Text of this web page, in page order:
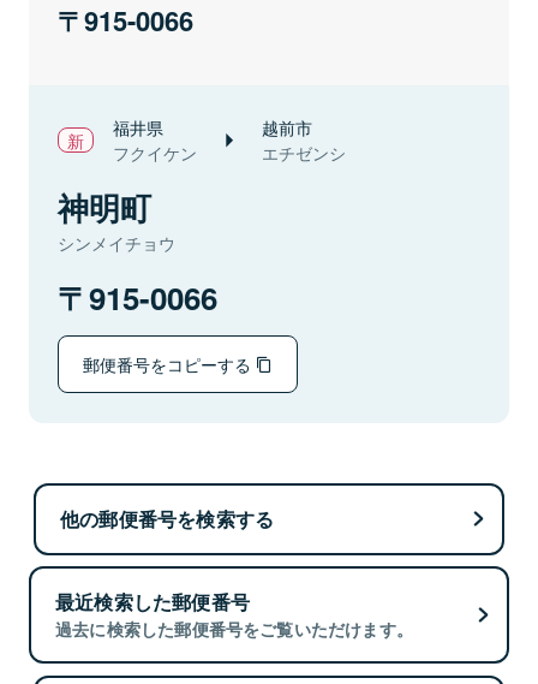
915-0066
福井県
フクイケン
越前市
エチゼンシ
神明町
シンメイチョウ
915-0066
郵便番号をコピーする
他の郵便番号を検索する
最近検索した郵便番号
過去に検索した郵便番号をご覧いただけます。